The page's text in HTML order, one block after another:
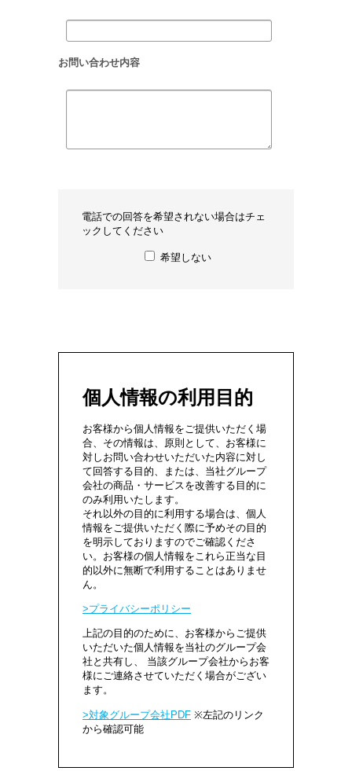
お問い合わせ内容
電話での回答を希望されない場合はチェ
ックしてください
希望しない
個人情報の利用目的
お客様から個人情報をご提供いただく場
合、その情報は、原則として、お客様に
対しお問い合わせいただいた内容に対し
て回答する目的、または、当社グループ
会社の商品・サービスを改善する目的に
のみ利用いたします。
それ以外の目的に利用する場合は、個人
情報をご提供いただく際に予めその目的
を明示しておりますのでご確認くださ
い。お客様の個人情報をこれら正当な目
的以外に無断で利用することはありませ
ん。
プライバシーポリシー
上記の目的のために、お客様からご提供
いただいた個人情報を当社のグループ会
社と共有し、 当該グループ会社からお客
様にご連絡させていただく場合がござい
ます。
対象グループ会社PDF ※左記のリンク
から確認可能